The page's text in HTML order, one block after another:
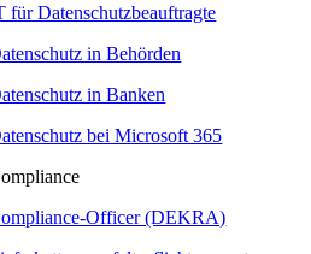
für Datenschutzbeauftragte
in Behörden
in Banken
bei Microsoft 365
Officer (DEKRA)